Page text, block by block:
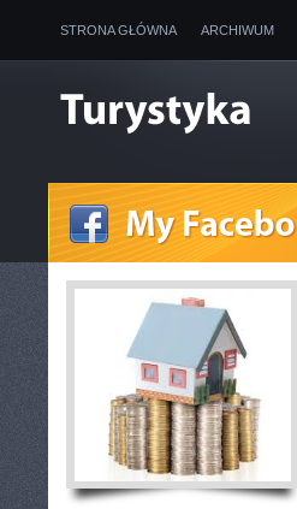
STRONA GŁÓWNA ARCHIWUM